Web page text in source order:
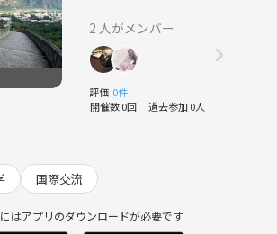
2 人がメンバー
評価 0件
開催数 0回 過去参加 0人
国際交流
はアプリのダウンロードが必要です